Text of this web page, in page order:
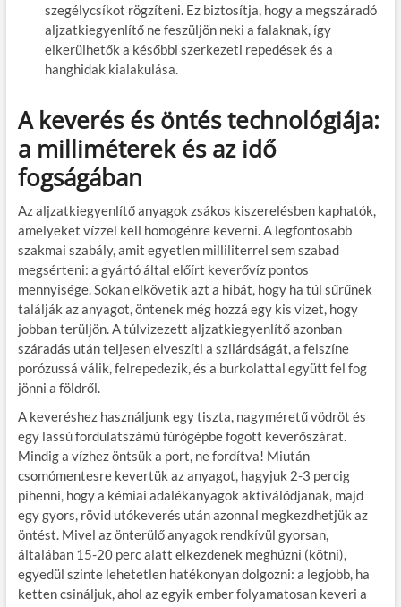
szegélycsíkot rögzíteni. Ez biztosítja, hogy a megszáradó
aljzatkiegyenlítő ne feszüljön neki a falaknak, így
elkerülhetők a későbbi szerkezeti repedések és a
hanghidak kialakulása.
A keverés és öntés technológiája:
a milliméterek és az idő
fogságában
Az aljzatkiegyenlítő anyagok zsákos kiszerelésben kaphatók,
amelyeket vízzel kell homogénre keverni. A legfontosabb
szakmai szabály, amit egyetlen milliliterrel sem szabad
megsérteni: a gyártó által előírt keverővíz pontos
mennyisége. Sokan elkövetik azt a hibát, hogy ha túl sűrűnek
találják az anyagot, öntenek még hozzá egy kis vizet, hogy
jobban terüljön. A túlvizezett aljzatkiegyenlítő azonban
száradás után teljesen elveszíti a szilárdságát, a felszíne
porózussá válik, felrepedezik, és a burkolattal együtt fel fog
jönni a földről.
A keveréshez használjunk egy tiszta, nagyméretű vödröt és
egy lassú fordulatszámú fúrógépbe fogott keverőszárat.
Mindig a vízhez öntsük a port, ne fordítva! Miután
csomómentesre kevertük az anyagot, hagyjuk 2-3 percig
pihenni, hogy a kémiai adalékanyagok aktiválódjanak, majd
egy gyors, rövid utókeverés után azonnal megkezdhetjük az
öntést. Mivel az önterülő anyagok rendkívül gyorsan,
általában 15-20 perc alatt elkezdenek meghúzni (kötni),
egyedül szinte lehetetlen hatékonyan dolgozni: a legjobb, ha
ketten csináljuk, ahol az egyik ember folyamatosan keveri a